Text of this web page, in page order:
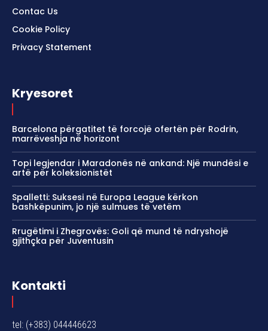
Contac Us
Cookie Policy
Privacy Statement
Kryesoret
Barcelona përgatitet të forcojë ofertën për Rodrin,
marrëveshja në horizont
Topi legjendar i Maradonës në ankand: Një mundësi e
artë për koleksionistët
Spalletti: Suksesi në Europa League kërkon
bashkëpunim, jo një sulmues të vetëm
Rrugëtimi i Zhegrovës: Goli që mund të ndryshojë
gjithçka për Juventusin
Kontakti
tel: (+383) 044446623